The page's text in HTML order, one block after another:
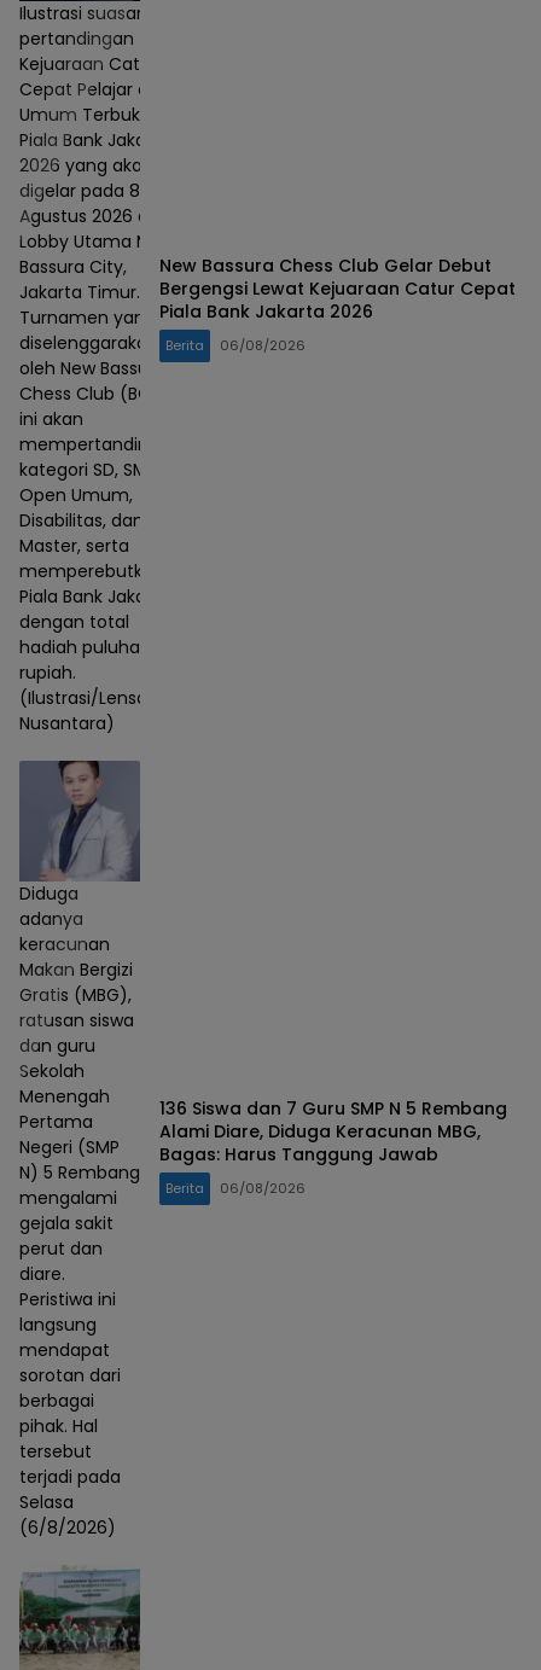
Ilustrasi suasana
pertandingan
Kejuaraan Catur
Cepat Pelajar dan
Umum Terbuka
Piala Bank Jakarta
2026 yang akan
digelar pada 8–9
Agustus 2026 di
Lobby Utama Mall
Bassura City,
Jakarta Timur.
Turnamen yang
diselenggarakan
oleh New Bassura
Chess Club (BCC)
ini akan
mempertandingkan
kategori SD, SMP,
Open Umum,
Disabilitas, dan
Master, serta
memperebutkan
Piala Bank Jakarta
dengan total
hadiah puluhan juta
rupiah.
(Ilustrasi/Lensa
Nusantara)
New Bassura Chess Club Gelar Debut
Bergengsi Lewat Kejuaraan Catur Cepat
Piala Bank Jakarta 2026
Berita 06/08/2026
Diduga
adanya
keracunan
Makan Bergizi
Gratis (MBG),
ratusan siswa
dan guru
Sekolah
Menengah
Pertama
Negeri (SMP
N) 5 Rembang
mengalami
gejala sakit
perut dan
diare.
Peristiwa ini
langsung
mendapat
sorotan dari
berbagai
pihak. Hal
tersebut
terjadi pada
Selasa
(6/8/2026)
136 Siswa dan 7 Guru SMP N 5 Rembang
Alami Diare, Diduga Keracunan MBG,
Bagas: Harus Tanggung Jawab
Berita 06/08/2026